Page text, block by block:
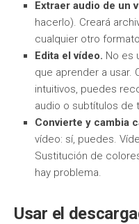
Extraer audio de un
hacerlo). Creará
cualquier otro
Edita el vídeo. No es
que aprender a usar.
intuitivos, puedes
audio o subtítulos de
Convierte y cambia
vídeo: sí, puedes.
Sustitución de
hay problema.
Usar el